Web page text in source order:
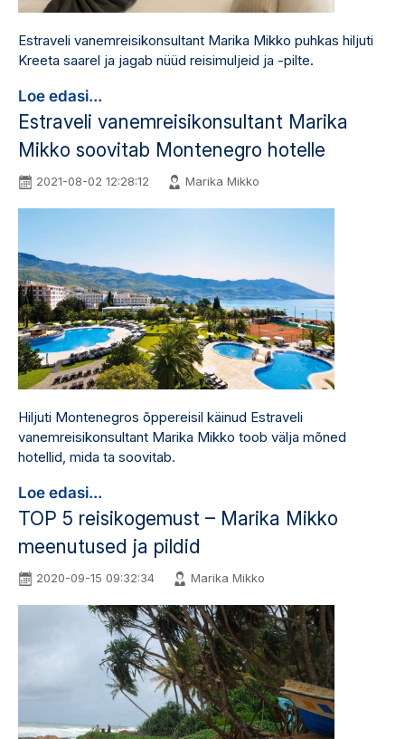
Estraveli vanemreisikonsultant Marika Mikko puhkas hiljuti
Kreeta saarel ja jagab nüüd reisimuljeid ja -pilte.
Loe edasi...
Estraveli vanemreisikonsultant Marika
Mikko soovitab Montenegro hotelle
2021-08-02 12:28:12 Marika Mikko
Hiljuti Montenegros õppereisil käinud Estraveli
vanemreisikonsultant Marika Mikko toob välja mõned
hotellid, mida ta soovitab.
Loe edasi...
TOP 5 reisikogemust – Marika Mikko
meenutused ja pildid
2020-09-15 09:32:34 Marika Mikko